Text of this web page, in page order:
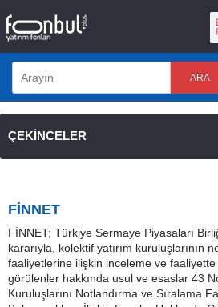
ARA
ÇEKİNCELER
FİNNET
FİNNET; Türkiye Sermaye Piyasaları
kararıyla, kolektif yatırım kuruluşlarının
faaliyetlerine ilişkin inceleme ve faaliyette
görülenler hakkında usul ve esaslar 43
Kuruluşlarını Notlandırma ve Sıralama